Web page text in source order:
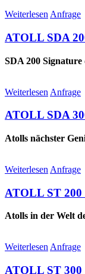
Weiterlesen Anfrage
ATOLL SDA
SDA 200
Weiterlesen Anfrage
ATOLL SDA
Atolls nächster
Weiterlesen Anfrage
ATOLL ST 200
Atolls in der Welt
WeiterlesenAnfrage
ATOLL ST 300